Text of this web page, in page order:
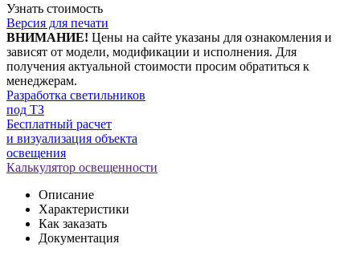
Узнать стоимость
Версия для печати
ВНИМАНИЕ! Цены на сайте указаны для ознакомления и
зависят от модели, модификации и исполнения. Для
получения актуальной стоимости просим обратиться к
менеджерам.
Разработка светильников
под ТЗ
Бесплатный расчет
и визуализация объекта
освещения
Калькулятор освещенности
Описание
Характеристики
Как заказать
Документация